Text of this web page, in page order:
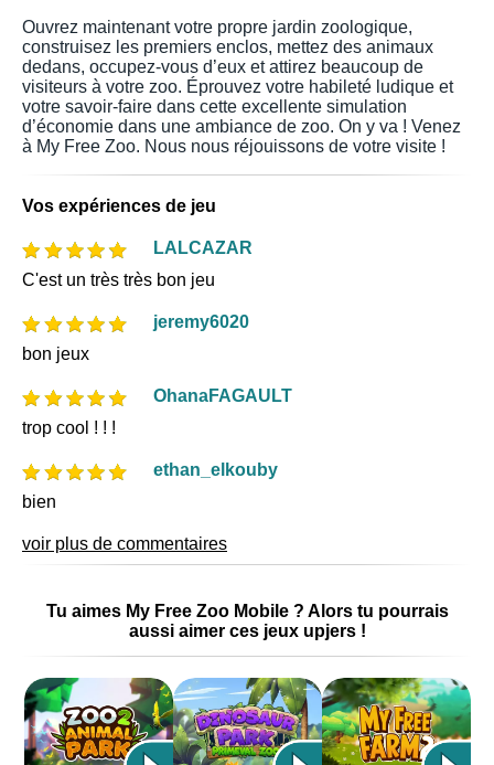
Ouvrez maintenant votre propre jardin zoologique,
construisez les premiers enclos, mettez des animaux
dedans, occupez-vous d’eux et attirez beaucoup de
visiteurs à votre zoo. Éprouvez votre habileté ludique et
votre savoir-faire dans cette excellente simulation
d’économie dans une ambiance de zoo. On y va ! Venez
à My Free Zoo. Nous nous réjouissons de votre visite !
Vos expériences de jeu
LALCAZAR
C'est un très très bon jeu
jeremy6020
bon jeux
OhanaFAGAULT
trop cool ! ! !
ethan_elkouby
bien
voir plus de commentaires
Tu aimes My Free Zoo Mobile ? Alors tu pourrais
aussi aimer ces jeux upjers !